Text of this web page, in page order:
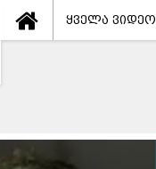
ყველა ვიდეო